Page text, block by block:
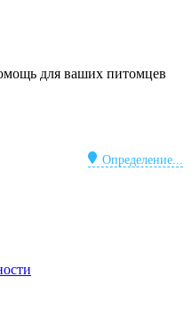
для ваших питомцев
Определение...